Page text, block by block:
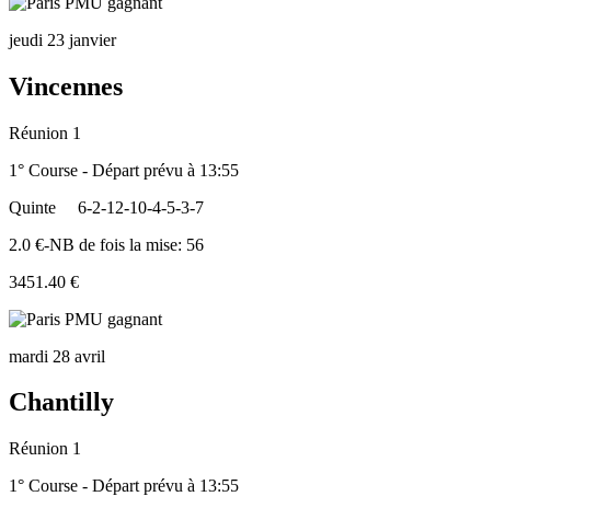
jeudi 23 janvier
Vincennes
Réunion 1
1° Course - Départ prévu à 13:55
Quinte
6-2-12-10-4-5-3-7
2.0 €-NB de fois la mise: 56
3451.40 €
mardi 28 avril
Chantilly
Réunion 1
1° Course - Départ prévu à 13:55